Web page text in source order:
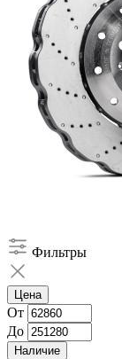
Фильтры
Цена
От
До
Наличие